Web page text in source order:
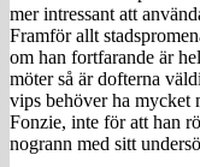
mer intressant att
Framför allt
om han fortfarande är
möter så är dofterna
vips behöver ha mycket
Fonzie, inte för att han
nogrann med sitt